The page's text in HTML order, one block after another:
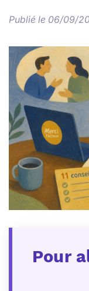
Publié le 06/09/
Pour